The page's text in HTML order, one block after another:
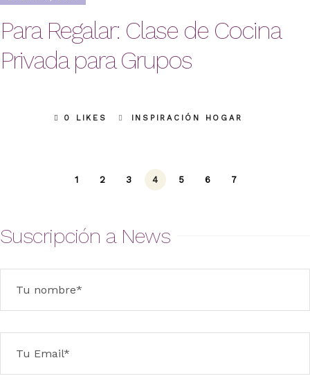
Para Regalar: Clase de Cocina
Privada para Grupos
0 LIKES INSPIRACIÓN HOGAR
1 2 3 4 5 6 7
Suscripción a News